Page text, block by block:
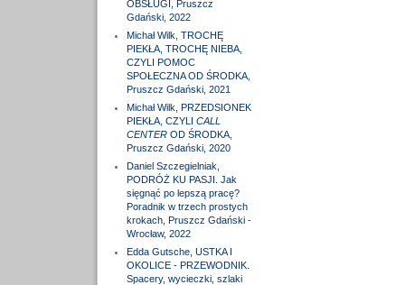
OBSŁUGI, Pruszcz
Gdański, 2022
Michał Wilk, TROCHĘ
PIEKŁA, TROCHĘ NIEBA,
CZYLI POMOC
SPOŁECZNA OD ŚRODKA,
Pruszcz Gdański, 2021
Michał Wilk, PRZEDSIONEK
PIEKŁA, CZYLI CALL
CENTEROD ŚRODKA,
Pruszcz Gdański, 2020
Daniel Szczegielniak,
PODRÓŻ KU PASJI. Jak
sięgnąć po lepszą pracę?
Poradnik w trzech prostych
krokach, Pruszcz Gdański -
Wrocław, 2022
Edda Gutsche, USTKA I
OKOLICE - PRZEWODNIK.
Spacery, wycieczki, szlaki